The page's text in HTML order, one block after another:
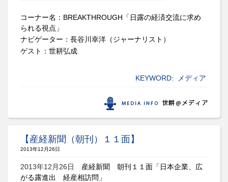
コーナー名： BREAKTHROUGH 「日露の経済交流に求め
られる視点」
ナビゲーター：長谷川幸洋（ジャーナリスト）
ゲスト：世耕弘成
KEYWORD: メディア
【産経新聞（朝刊）１１面】
2013年12月26日
2013年12月26日 産経新聞 朝刊１１面「日本企業、広
がる露進出 経産相訪問」